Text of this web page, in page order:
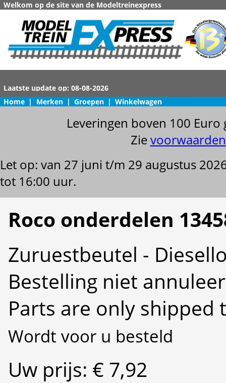
Welkom op de site van de Modeltreinexpress
Home | Merken | Groepen | Winkelwagen
Leveringen boven 100
Zievoorwaarden
Let op: van 27 juni t/m 29 augustus
tot 16:00 uur.
Roco onderdelen
Zuruestbeutel -
Bestelling niet
Parts are only shipped
Wordt voor u besteld
Uw prijs: € 7,92